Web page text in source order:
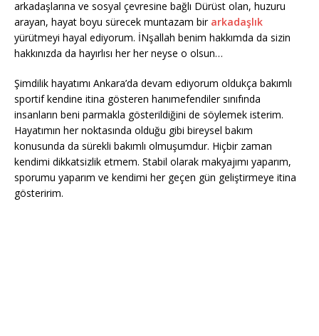
arkadaşlarına ve sosyal çevresine bağlı Dürüst olan, huzuru
arayan, hayat boyu sürecek muntazam bir arkadaşlık
yürütmeyi hayal ediyorum. İNşallah benim hakkımda da sizin
hakkınızda da hayırlısı her her neyse o olsun…
Şimdilik hayatımı Ankara’da devam ediyorum oldukça bakımlı
sportif kendine itina gösteren hanımefendiler sınıfında
insanların beni parmakla gösterildiğini de söylemek isterim.
Hayatımın her noktasında olduğu gibi bireysel bakım
konusunda da sürekli bakımlı olmuşumdur. Hiçbir zaman
kendimi dikkatsizlik etmem. Stabil olarak makyajımı yaparım,
sporumu yaparım ve kendimi her geçen gün geliştirmeye itina
gösteririm.